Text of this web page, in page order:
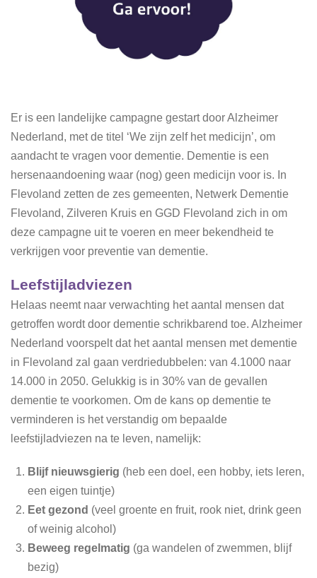
Er is een landelijke campagne gestart door Alzheimer
Nederland, met de titel ‘We zijn zelf het medicijn’, om
aandacht te vragen voor dementie. Dementie is een
hersenaandoening waar (nog) geen medicijn voor is. In
Flevoland zetten de zes gemeenten, Netwerk Dementie
Flevoland, Zilveren Kruis en GGD Flevoland zich in om
deze campagne uit te voeren en meer bekendheid te
verkrijgen voor preventie van dementie.
Leefstijladviezen
Helaas neemt naar verwachting het aantal mensen dat
getroffen wordt door dementie schrikbarend toe. Alzheimer
Nederland voorspelt dat het aantal mensen met dementie
in Flevoland zal gaan verdriedubbelen: van 4.1000 naar
14.000 in 2050. Gelukkig is in 30% van de gevallen
dementie te voorkomen. Om de kans op dementie te
verminderen is het verstandig om bepaalde
leefstijladviezen na te leven, namelijk:
Blijf nieuwsgierig (heb een doel, een hobby, iets leren,
een eigen tuintje)
Eet gezond (veel groente en fruit, rook niet, drink geen
of weinig alcohol)
Beweeg regelmatig (ga wandelen of zwemmen, blijf
bezig)